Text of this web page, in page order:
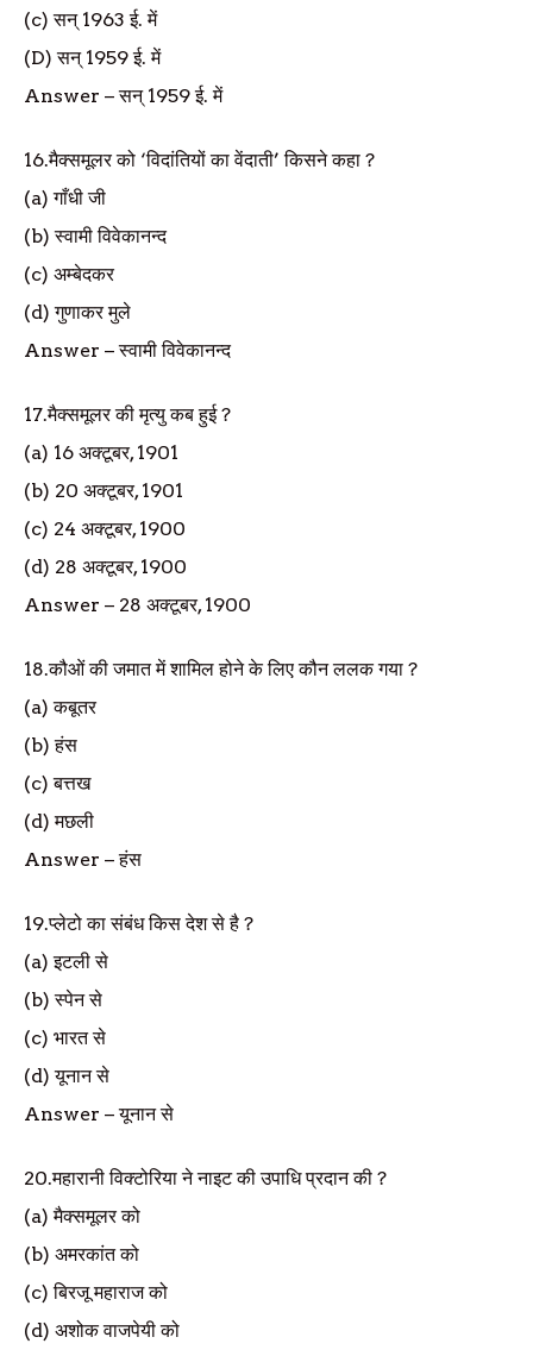
(c)सन् 1963ई. में
(D)सन् 1959ई. में
Answer –सन् 1959ई. में
16.मैक्समूलर को ‘विदांतियों का वेंदाती’किसने कहा ?
(a)गाँधी जी
(b)स्वामी विवेकानन्द
(c) अम्बेदकर
(d)गुणाकर मुले
Answer –स्वामी विवेकानन्द
17.मैक्समूलर की मृत्यु कब हुई?
(a) 16 अक्टूबर, 1901
(b) 20 अक्टूबर, 1901
(c) 24 अक्टूबर, 1900
(d) 28 अक्टूबर, 1900
Answer – 28 अक्टूबर, 1900
18.कौओं की जमात में शामिल होने के लिए कौन ललक गया ?
(a)कबूतर
(b)हंस
(c)बत्तख
(d)मछली
Answer –हंस
19.प्लेटो का संबंध किस देश से है ?
(a)इटली से
(b)स्पेन से
(c) भारत से
(d)यूनान से
Answer –यूनान से
20.महारानी विक्टोरिया ने नाइट की उपाधि प्रदान की ?
(a)मैक्समूलर को
(b) अमरकांत को
(c)बिरजू महाराज को
(d) अशोक वाजपेयी को